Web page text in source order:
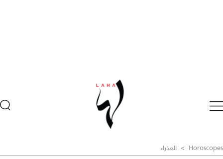
Horoscopes
> العذراء